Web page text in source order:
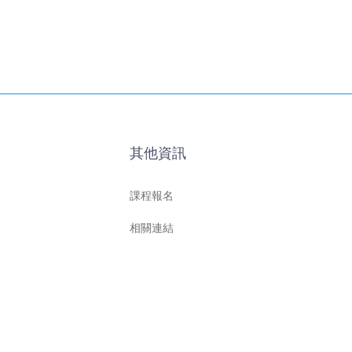
其他資訊
課程報名
相關連結